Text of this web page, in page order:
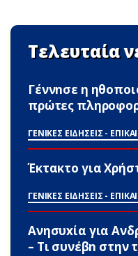
Τελευταία
Γέννnσε η
πρώτες
ΓΕΝΙΚΕΣ ΕΙΔΗΣΕΙΣ -
Έκτακτο για
ΓΕΝΙΚΕΣ ΕΙΔΗΣΕΙΣ -
Ανησυxία για
– Τι συνέβn στην